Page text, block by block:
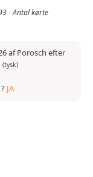
- Antal kørte
af Porosch efter
(tysk)
JA